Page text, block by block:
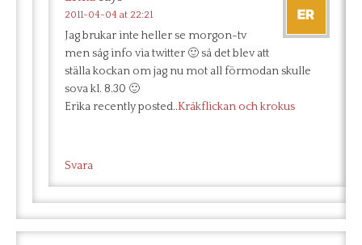
2011-04-04 at 22:21
Jag brukar inte heller se morgon-tv
men såg info via twitter 🙂 så det blev att
ställa kockan om jag nu mot all förmodan skulle
sova kl. 8.30 🙂
Erika recently posted..Kråkflickan och krokus
Svara